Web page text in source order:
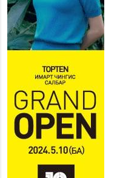
2026 оны 7
Үер усны аюулаас сэргийлж,
байдлын газрын 162 алба
байна
2026 оны 7 сар 15 / 11 цаг 07 минут
Үндэсний их сурын харваанд
мэргэнээ сорьж байна
2026 оны 7 сар 15 / 11 цаг 03 минут
Төв цэнгэлдэхийн эргэн
2026 оны 7 сар 15 / 10 цаг 58 минут
Үндэсний их баяр наадмын
насанд хүрэгчдийн багийн